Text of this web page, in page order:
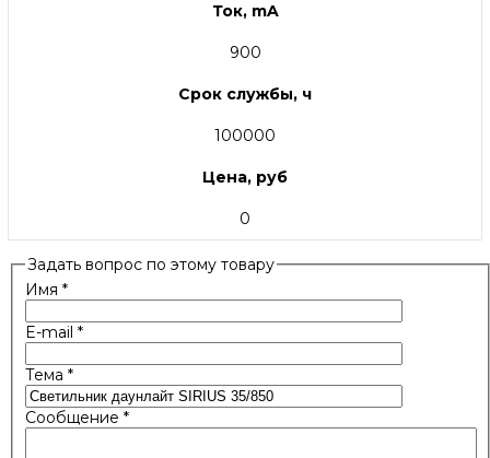
Ток, mA
900
Срок службы, ч
100000
Цена, руб
0
Задать вопрос по этому товару
Имя *
E-mail *
Тема *
Сообщение *